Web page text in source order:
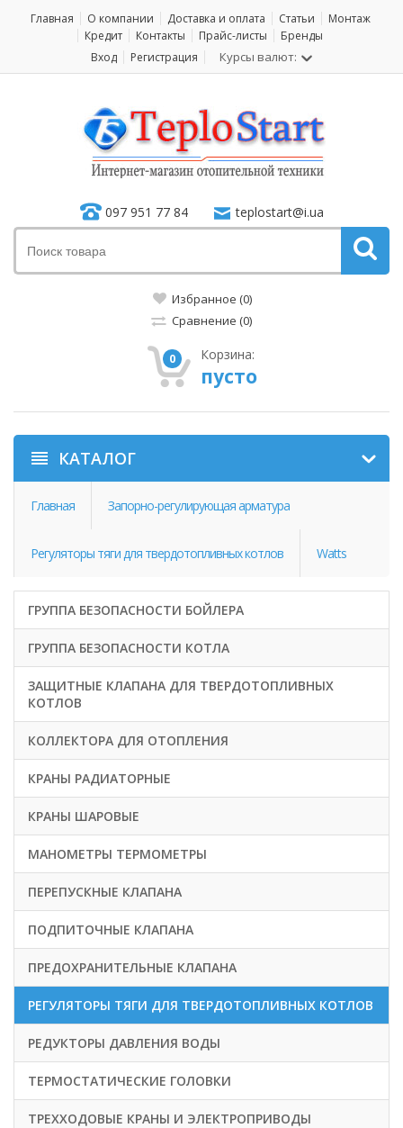
Главная О компании Доставка и оплата Статьи
Монтаж
Кредит
Контакты Прайс-листы
Бренды
Вход
Регистрация Курсы валют:
097 951 77 84 teplostart@i.ua
Избранное (0)
Сравнение (0)
0 Корзина:
пусто
КАТАЛОГ
Главная Запорно-регулирующая арматура
Регуляторы тяги для твердотопливных котлов Watts
ГРУППА БЕЗОПАСНОСТИ БОЙЛЕРА
ГРУППА БЕЗОПАСНОСТИ КОТЛА
ЗАЩИТНЫЕ КЛАПАНА ДЛЯ ТВЕРДОТОПЛИВНЫХ
КОТЛОВ
КОЛЛЕКТОРА ДЛЯ ОТОПЛЕНИЯ
КРАНЫ РАДИАТОРНЫЕ
КРАНЫ ШАРОВЫЕ
МАНОМЕТРЫ ТЕРМОМЕТРЫ
ПЕРЕПУСКНЫЕ КЛАПАНА
ПОДПИТОЧНЫЕ КЛАПАНА
ПРЕДОХРАНИТЕЛЬНЫЕ КЛАПАНА
РЕГУЛЯТОРЫ ТЯГИ ДЛЯ ТВЕРДОТОПЛИВНЫХ КОТЛОВ
РЕДУКТОРЫ ДАВЛЕНИЯ ВОДЫ
ТЕРМОСТАТИЧЕСКИЕ ГОЛОВКИ
ТРЕХХОДОВЫЕ КРАНЫ И ЭЛЕКТРОПРИВОДЫ